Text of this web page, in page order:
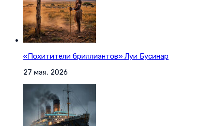
«Похитители бриллиантов» Луи Бусинар
27 мая, 2026